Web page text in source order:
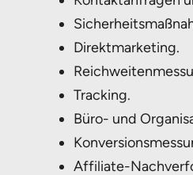
Direktmarketing.
Tracking.
Büro- und
Affiliate-